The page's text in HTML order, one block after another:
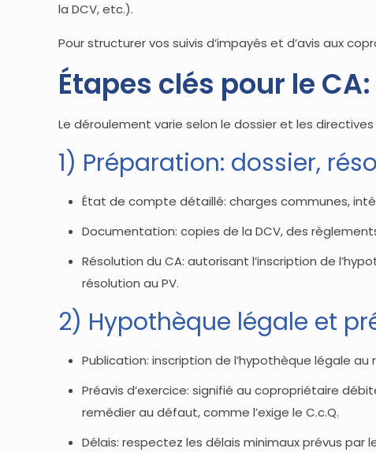
la DCV, etc.).
Pour structurer vos suivis d’impayés et d’avis aux
Étapes clés pour le
Le déroulement varie selon le dossier et les
1) Préparation: dossier,
État de compte détaillé: charges communes,
Documentation: copies de la DCV, des
Résolution du CA: autorisant l’inscription de
résolution au PV.
2) Hypothèque légale et
Publication: inscription de l’hypothèque légale
Préavis d’exercice: signifié au copropriétaire
remédier au défaut, comme l’exige le C.c.Q.
Délais: respectez les délais minimaux prévus par